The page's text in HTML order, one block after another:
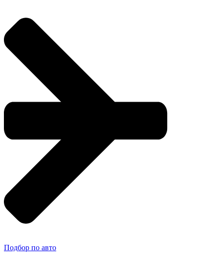
Подбор по авто